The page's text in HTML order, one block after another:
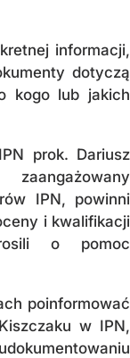
informacji,
dotyczą
kogo lub jakich
prok. Dariusz
IPN, powinni
i kwalifikacji
o pomoc
poinformować
w IPN,